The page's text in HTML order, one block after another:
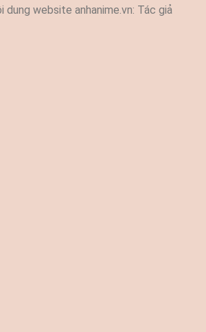
dung website anhanime.vn: Tác giả